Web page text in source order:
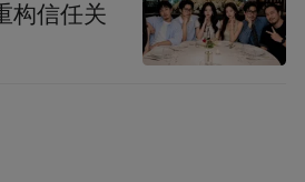
构信任关